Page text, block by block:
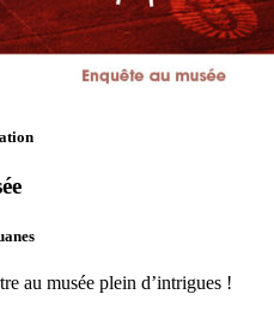
au musée plein d’intrigues !